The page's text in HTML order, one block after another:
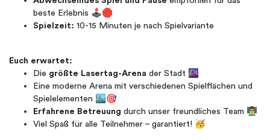
beste Erlebnis 🕹️🛑
Spielzeit: 10-15 Minuten je nach Spielvariante
Euch erwartet:
Die größte Lasertag-Arena der Stadt 🌆
Eine moderne Arena mit verschiedenen Spielflächen und
Spielelementen 🏙️🎯
Erfahrene Betreuung durch unser freundliches Team 👨‍🏫
Viel Spaß für alle Teilnehmer – garantiert! 🥳